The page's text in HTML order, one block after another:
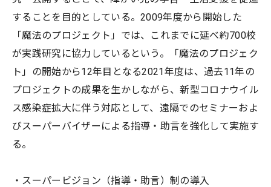
することを目的としている。2009年度から開始した
「魔法のプロジェクト」では、これまでに延べ約700校
が実践研究に協力しているという。「魔法のプロジェク
ト」の開始から12年目となる2021年度は、過去11年の
プロジェクトの成果を生かしながら、新型コロナウイル
ス感染症拡大に伴う対応として、遠隔でのセミナーおよ
びスーパーバイザーによる指導・助言を強化して実施す
る。
・スーパービジョン（指導・助言）制の導入